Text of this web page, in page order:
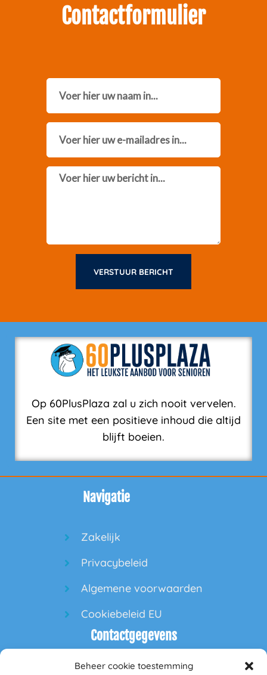
Beheer cookie toestemming
Contactformulier
Message
VERSTUUR BERICHT
Op 60PlusPlaza zal u zich nooit vervelen.
Een site met een positieve inhoud die altijd
blijft boeien.
Navigatie
Zakelijk
Privacybeleid
Algemene voorwaarden
Cookiebeleid EU
Contactgegevens